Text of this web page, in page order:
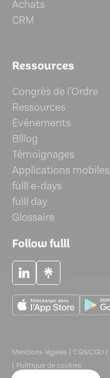
Achats
CRM
Ressources
Congrès de l'Ordre
Ressources
Événements
Blllog
Témoignages
Applications mobiles
fulll e-days
fulll day
Glossaire
Follow fulll
Mentions légales | CGS/CGU |
| Politique de cookies